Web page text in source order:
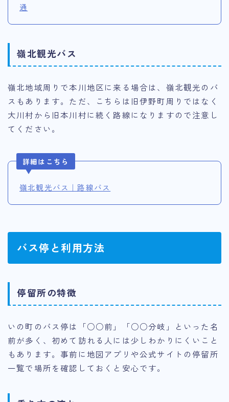
通
嶺北観光バス
嶺北地域周りで本川地区に来る場合は、嶺北観光のバ
スもあります。ただ、こちらは旧伊野町周りではなく
大川村から旧本川村に続く路線になりますので注意し
てください。
詳細はこちら
嶺北観光バス｜路線バス
バス停と利用方法
停留所の特徴
いの町のバス停は「○○前」「○○分岐」といった名
前が多く、初めて訪れる人には少しわかりにくいこと
もあります。事前に地図アプリや公式サイトの停留所
一覧で場所を確認しておくと安心です。